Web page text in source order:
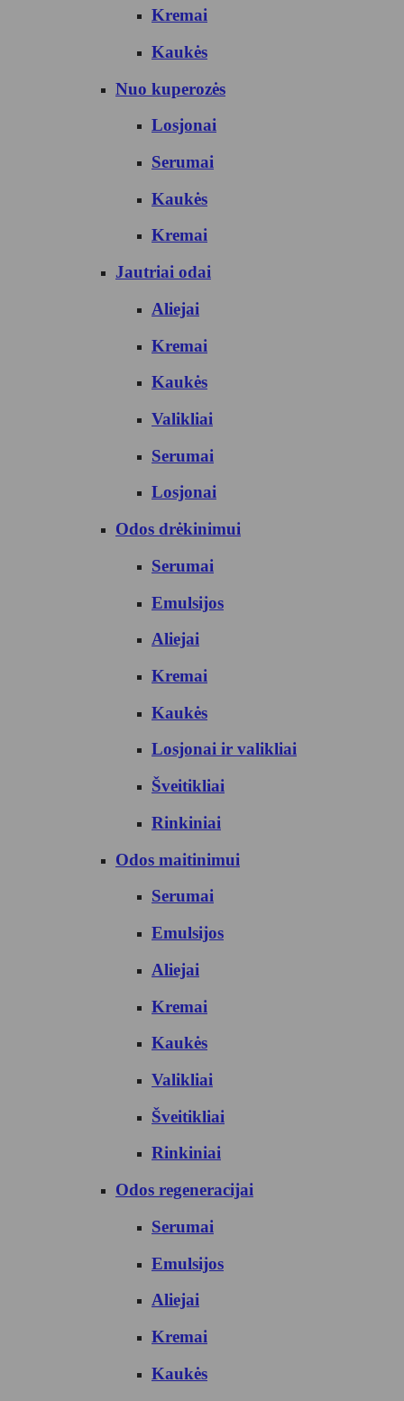
Kremai
Kaukės
Nuo kuperozės
Losjonai
Serumai
Kaukės
Kremai
Jautriai odai
Aliejai
Kremai
Kaukės
Valikliai
Serumai
Losjonai
Odos drėkinimui
Serumai
Emulsijos
Aliejai
Kremai
Kaukės
Losjonai ir valikliai
Šveitikliai
Rinkiniai
Odos maitinimui
Serumai
Emulsijos
Aliejai
Kremai
Kaukės
Valikliai
Šveitikliai
Rinkiniai
Odos regeneracijai
Serumai
Emulsijos
Aliejai
Kremai
Kaukės